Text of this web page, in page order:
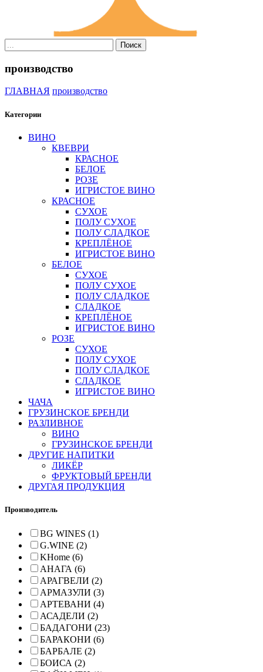
Поиск
производство
ГЛАВНАЯ производство
Категории
ВИНО
КВЕВРИ
КРАСНОЕ
БЕЛОЕ
РОЗЕ
ИГРИСТОЕ ВИНО
КРАСНОЕ
СУХОЕ
ПОЛУ СУХОЕ
ПОЛУ СЛАДКОЕ
КРЕПЛЁНОЕ
ИГРИСТОЕ ВИНО
БЕЛОЕ
СУХОЕ
ПОЛУ СУХОЕ
ПОЛУ СЛАДКОЕ
СЛАДКОЕ
КРЕПЛЁНОЕ
ИГРИСТОЕ ВИНО
РОЗЕ
СУХОЕ
ПОЛУ СУХОЕ
ПОЛУ СЛАДКОЕ
СЛАДКОЕ
ИГРИСТОЕ ВИНО
ЧАЧА
ГРУЗИНСКОЕ БРЕНДИ
РАЗЛИВНОЕ
ВИНО
ГРУЗИНСКОЕ БРЕНДИ
ДРУГИЕ НАПИТКИ
ЛИКЁР
ФРУКТОВЫЙ БРЕНДИ
ДРУГАЯ ПРОДУКЦИЯ
Производитель
BG WINES (1)
G.WINE (2)
KHome (6)
АНАГА (6)
АРАГВЕЛИ (2)
АРМАЗУЛИ (3)
АРТЕВАНИ (4)
АСАДЕЛИ (2)
БАДАГОНИ (23)
БАРАКОНИ (6)
БАРБАЛЕ (2)
БОИСА (2)